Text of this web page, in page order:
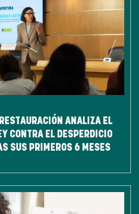
ANALIZA EL
CONTRA EL DESPERDICIO
SUS PRIMEROS 6 MESES